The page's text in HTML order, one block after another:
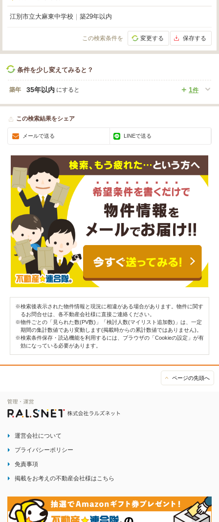
江別市立大麻東中学校 築29年以内
この検索条件を 変更する 保存する
条件を少し変えてみると？
築年 1件
35年以内 にすると
この検索結果をシェア
メールで送る LINEで送る
※検索後表示された物件情報と現況に相違がある場合があります。物件に関す
るお問合せは、各不動産会社様に直接ご連絡ください。
※物件ごとの「見られた数(PV数)」「検討人数(マイリスト追加数)」は、一定
期間の集計数値であり変動します(掲載時からの累計数値ではありません)。
※検索条件保存・読込機能を利用するには、ブラウザの「Cookieの設定」が有
効になっている必要があります。
ページの先頭へ
運営会社について
プライバシーポリシー
免責事項
掲載をお考えの不動産会社様はこちら